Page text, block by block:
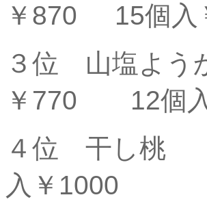
￥870 15個入
３位
￥770 12個
４位 干し桃
入￥1000